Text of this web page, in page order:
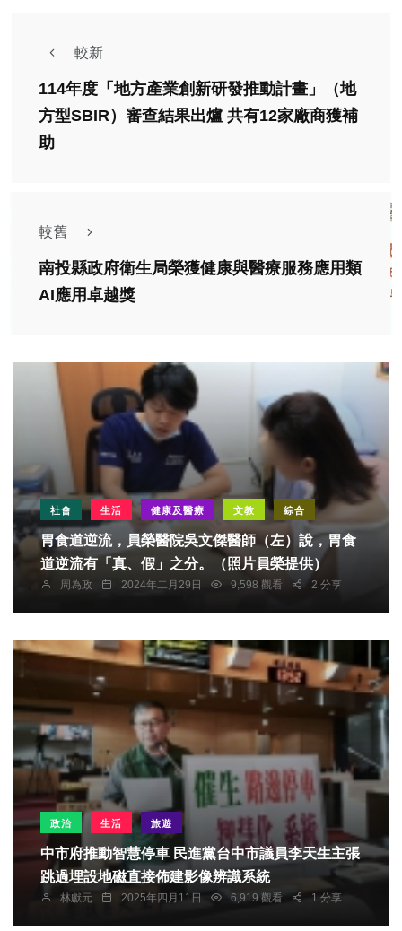
較新
114年度「地方產業創新研發推動計畫」（地
方型SBIR）審查結果出爐 共有12家廠商獲補
助
較舊
南投縣政府衛生局榮獲健康與醫療服務應用類
AI應用卓越獎
社會 生活 健康及醫療 文教 綜合
胃食道逆流，員榮醫院吳文傑醫師（左）說，胃食
道逆流有「真、假」之分。（照片員榮提供）
周為政 2024年二月29日 9,598 觀看 2 分享
政治 生活 旅遊
中市府推動智慧停車 民進黨台中市議員李天生主張
跳過埋設地磁直接佈建影像辨識系統
林獻元 2025年四月11日 6,919 觀看 1 分享